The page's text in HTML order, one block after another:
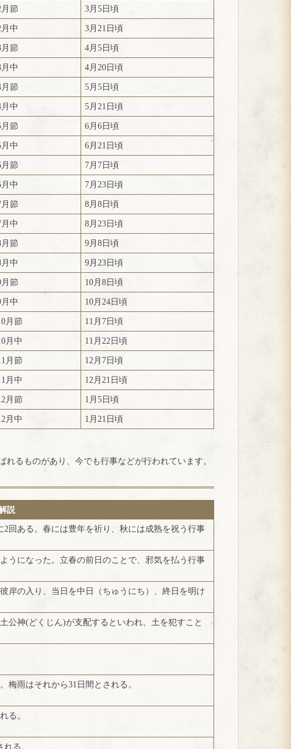
月節
3月5日頃
月中
3月21日頃
月節
4月5日頃
中 4月20日頃
月節
5月5日頃
中
5月21日頃
月節
6月6日頃
中
6月21日頃
月節
7月7日頃
中 7月23日頃
月節
8月8日頃
月中
8月23日頃
月節
9月8日頃
中
9月23日頃
月節
10月8日頃
月中 10月24日頃
月節
11月7日頃
月中
11月22日頃
月節
12月7日頃
月中
12月21日頃
月節
1月5日頃
月中 1月21日頃
るものがあり、今でも行事などが行われています。
説
回ある。春には豊年を祈り、秋には成熟を祝う行事
うになった。立春の前日のことで、邪気を払う行事
岸の入り、当日を中日（ちゅうにち）、終日を明け
公神(どくじん)が支配するといわれ、土を犯すこと
梅雨はそれから31日間とされる。
る。
る。